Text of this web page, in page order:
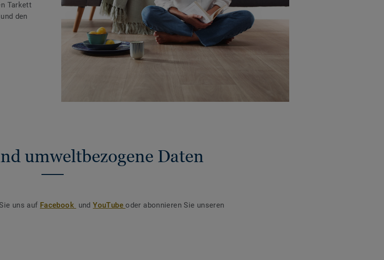
Tarkett
den
umweltbezogene Daten
uns auf Facebook undYouTubeoder abonnieren Sie unseren